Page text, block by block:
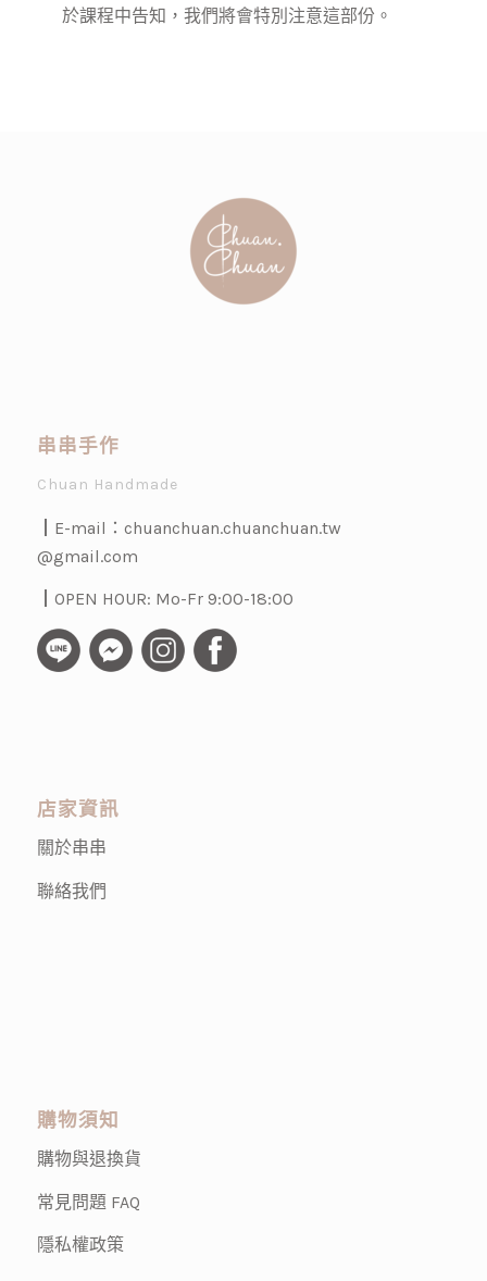
於課程中告知，我們將會特別注意這部份。
串串手作
Chuan Handmade
┃E-mail： chuanchuan.chuanchuan.tw
@gmail.com
┃OPEN HOUR: Mo-Fr 9:00-18:00
店家資訊
關於串串
聯絡我們
購物須知
購物與退換貨
常見問題 FAQ
隱私權政策